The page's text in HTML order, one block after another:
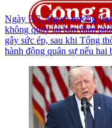
Ngày 7-7, Ngoại trưởng
không quay lại bàn đàm
gây sức ép, sau khi Tổng
hành động quân sự nếu hai